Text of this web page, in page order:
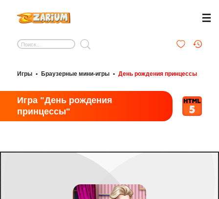
Игры • Браузерные мини-игры • День рождения принцессы
Игра "День рождения
принцессы"